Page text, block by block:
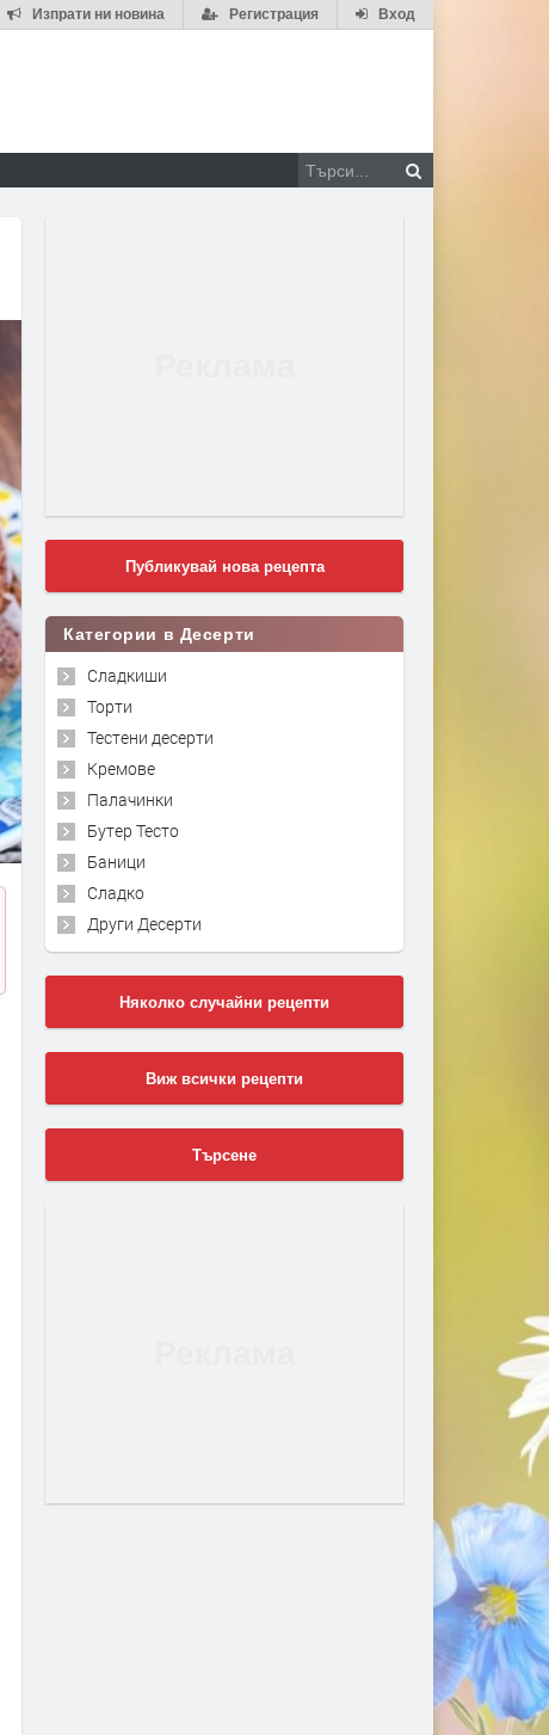
Вход
Регистрация
Изпрати ни новина
Публикувай нова рецепта
Категории в Десерти
Сладкиши
Торти
Тестени десерти
Кремове
Палачинки
Бутер Тесто
Баници
Сладко
Други Десерти
Няколко случайни рецепти
Виж всички рецепти
Търсене